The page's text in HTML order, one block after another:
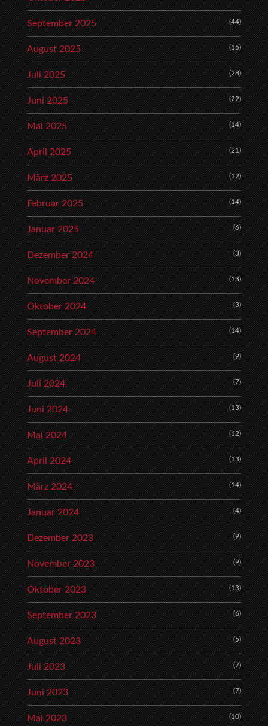
September 2025 (44)
August 2025 (15)
Juli 2025 (28)
Juni 2025 (22)
Mai 2025 (14)
April 2025 (21)
März 2025 (12)
Februar 2025 (14)
Januar 2025 (6)
Dezember 2024 (3)
November 2024 (13)
Oktober 2024 (3)
September 2024 (14)
August 2024 (9)
Juli 2024 (7)
Juni 2024 (13)
Mai 2024 (12)
April 2024 (13)
März 2024 (14)
Januar 2024 (4)
Dezember 2023 (9)
November 2023 (9)
Oktober 2023 (13)
September 2023 (6)
August 2023 (5)
Juli 2023 (7)
Juni 2023 (7)
Mai 2023 (10)